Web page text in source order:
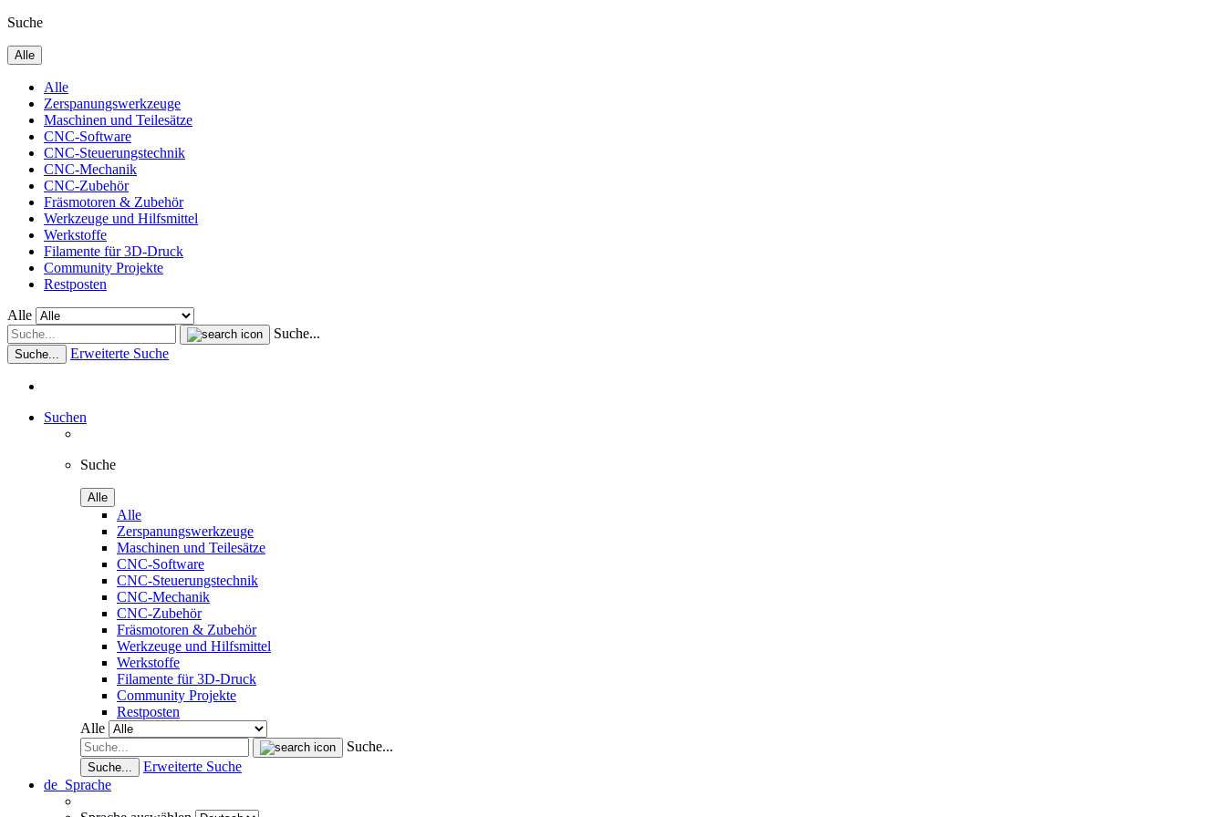
Suche
Alle
Alle
Zerspanungswerkzeuge
Maschinen und Teilesätze
CNC-Software
CNC-Steuerungstechnik
CNC-Mechanik
CNC-Zubehör
Fräsmotoren & Zubehör
Werkzeuge und Hilfsmittel
Werkstoffe
Filamente für 3D-Druck
Community Projekte
Restposten
Alle
Suche...
Suche... Erweiterte Suche
Suchen
Suche
Alle
Alle
Zerspanungswerkzeuge
Maschinen und Teilesätze
CNC-Software
CNC-Steuerungstechnik
CNC-Mechanik
CNC-Zubehör
Fräsmotoren & Zubehör
Werkzeuge und Hilfsmittel
Werkstoffe
Filamente für 3D-Druck
Community Projekte
Restposten
Alle
Suche...
Suche...
Erweiterte Suche
de Sprache